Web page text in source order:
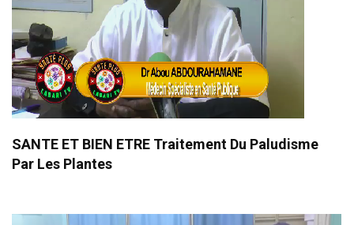
SANTE ET BIEN ETRE Traitement Du Paludisme
Par Les Plantes